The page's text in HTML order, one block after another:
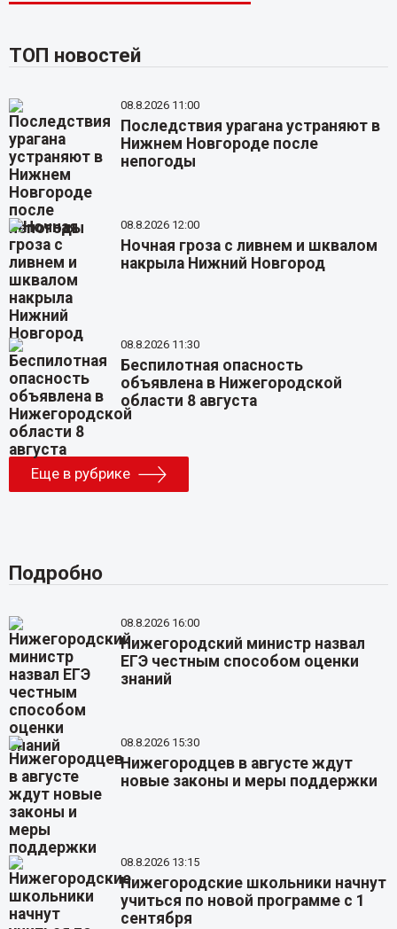
ТОП новостей
08.8.2026 11:00
Последствия урагана устраняют в
Нижнем Новгороде после
непогоды
08.8.2026 12:00
Ночная гроза с ливнем и шквалом
накрыла Нижний Новгород
08.8.2026 11:30
Беспилотная опасность
объявлена в Нижегородской
области 8 августа
Еще в рубрике
Подробно
08.8.2026 16:00
Нижегородский министр назвал
ЕГЭ честным способом оценки
знаний
08.8.2026 15:30
Нижегородцев в августе ждут
новые законы и меры поддержки
08.8.2026 13:15
Нижегородские школьники начнут
учиться по новой программе с 1
сентября